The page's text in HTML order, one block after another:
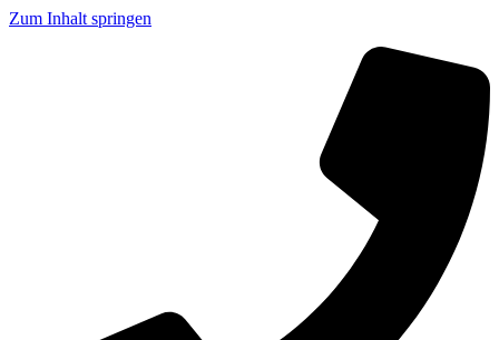
Zum Inhalt springen